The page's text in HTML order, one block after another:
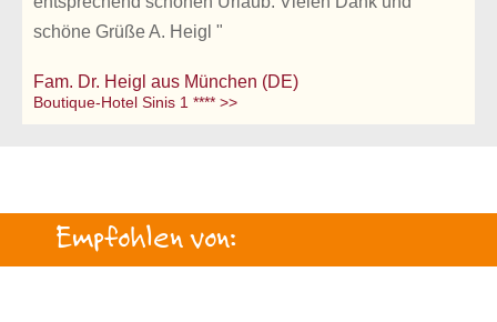
schöne Grüße A. Heigl "
Fam. Dr. Heigl aus München (DE)
Boutique-Hotel Sinis 1 **** >>
Empfohlen von: